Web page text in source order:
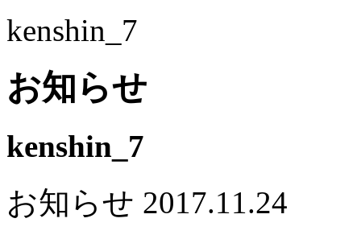
kenshin_7
お知らせ
kenshin_7
お知らせ 2017.11.24